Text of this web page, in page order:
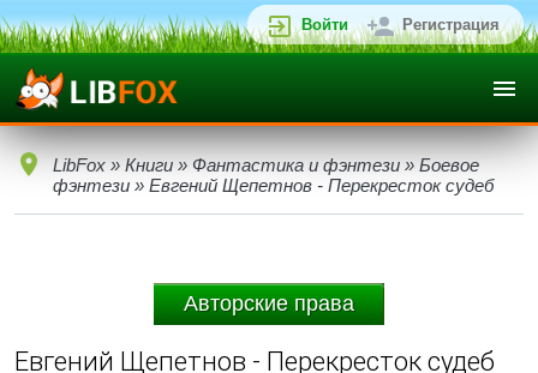
Войти Регистрация
LibFox » Книги » Фантастика и фэнтези » Боевое
фэнтези » Евгений Щепетнов - Перекресток судеб
Авторские права
Евгений Щепетнов - Перекресток судеб